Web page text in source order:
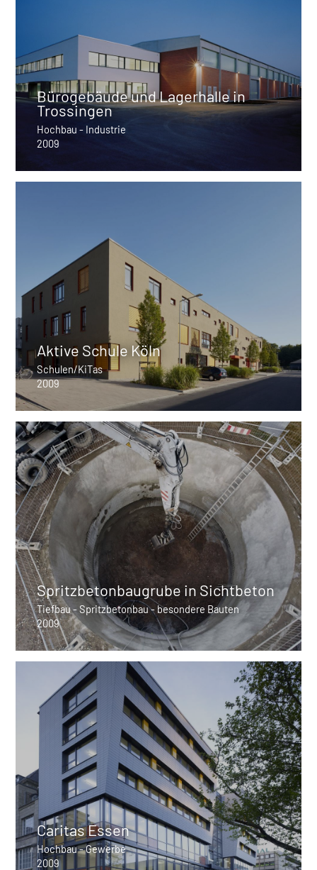
Bürogebäude und Lagerhalle in
Trossingen
Hochbau - Industrie
2009
Aktive Schule Köln
Schulen/KiTas
2009
Spritzbetonbaugrube in Sichtbeton
Tiefbau - Spritzbetonbau - besondere Bauten
2009
Caritas Essen
Hochbau - Gewerbe
2009